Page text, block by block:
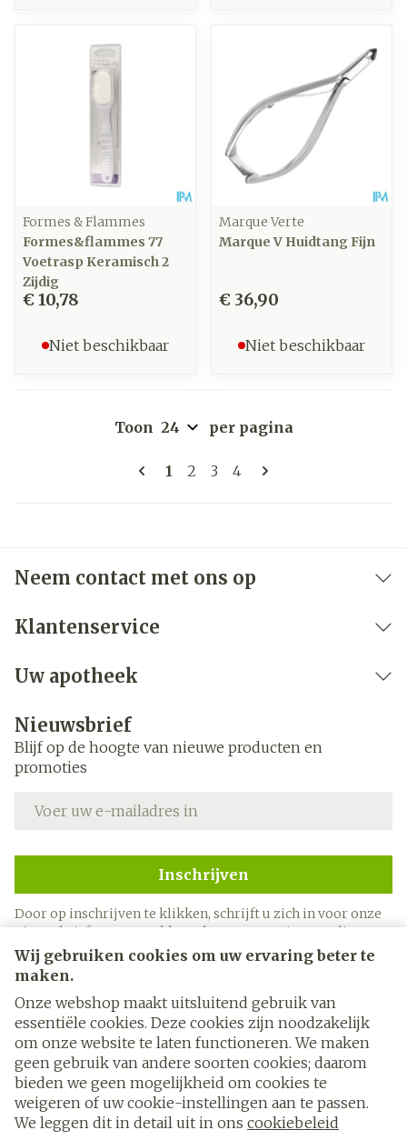
Wij gebruiken cookies om uw ervaring beter te
maken.
Onze webshop maakt uitsluitend gebruik van
essentiële cookies. Deze cookies zijn noodzakelijk
om onze website te laten functioneren. We maken
geen gebruik van andere soorten cookies; daarom
bieden we geen mogelijkheid om cookies te
weigeren of uw cookie-instellingen aan te passen.
We leggen dit in detail uit in ons cookiebeleid
Formes & Flammes
Formes&flammes 77
Voetrasp Keramisch 2
Zijdig
€ 10,78
Niet beschikbaar
Marque Verte
Marque V Huidtang Fijn
€ 36,90
Niet beschikbaar
Pagina's
U lees momenteel pagina
1 Pagina
2 Pagina
3 Pagina
4
Toon per pagina
Neem contact met ons op
Klantenservice
Uw apotheek
Nieuwsbrief
Blijf op de hoogte van nieuwe producten en
promoties
Inschrijven
Door op inschrijven te klikken, schrijft u zich in voor onze
nieuwsbrief en gaat u akkoord met onzeprivacy policy.
Juridische links